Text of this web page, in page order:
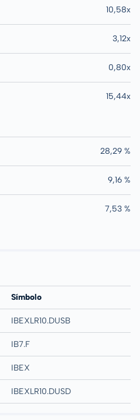
10,58x
3,12x
0,80x
15,44x
28,29 %
9,16 %
7,53 %
Símbolo
IBEXLR10.DUSB
IB7.F
IBEX
IBEXLR10.DUSD